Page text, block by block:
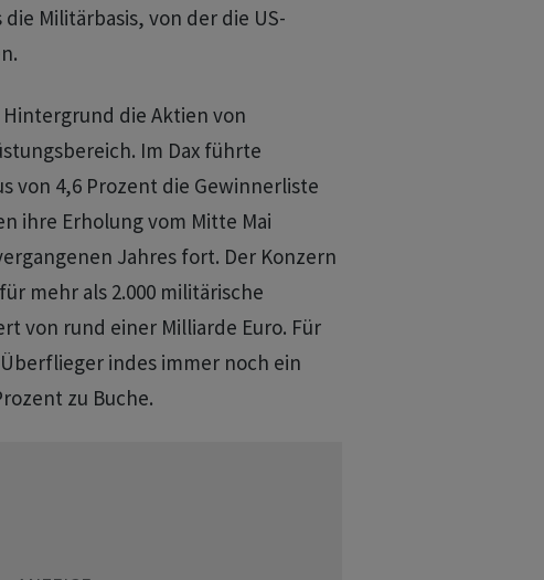
Militärbasis, von der die US-
die Aktien von
Im Dax führte
von 4,6 Prozent die Gewinnerliste
ihre Erholung vom Mitte Mai
Jahres fort. Der Konzern
mehr als 2.000 militärische
von rund einer Milliarde Euro. Für
indes immer noch ein
zu Buche.